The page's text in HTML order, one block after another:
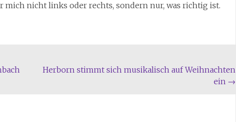
mich nicht links oder rechts, sondern nur, was richtig ist.
Herborn stimmt sich musikalisch auf Weihnachten
ein →